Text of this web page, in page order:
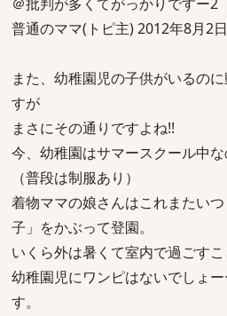
普通のママ(トピ主) 2012年8月2
また、幼稚園児の子供がいるの
すが
まさにその通りですよね!!
今、幼稚園はサマースクール中
（普段は制服あり）
着物ママの娘さんはこれまたい
子」をかぶって登園。
いくら外は暑くて室内で過ごす
幼稚園児にワンピはないでしょ
す。